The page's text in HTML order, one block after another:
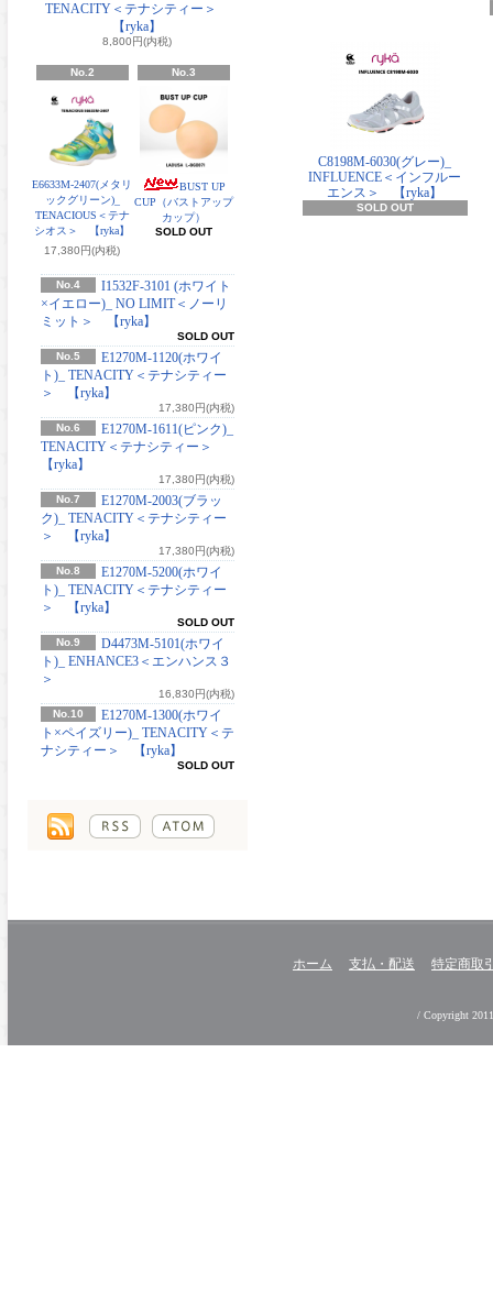
TENACITY＜テナシティー＞
【ryka】
8,800円(内税)
No.2
E6633M-2407(メタリ
ックグリーン)_
TENACIOUS＜テナ
シオス＞ 【ryka】
17,380円(内税)
No.3
BUST UP
CUP（バストアップ
カップ）
SOLD OUT
No.4
I1532F-3101 (ホワイト
×イエロー)_ NO LIMIT＜ノーリ
ミット＞ 【ryka】
SOLD OUT
No.5
E1270M-1120(ホワイ
ト)_ TENACITY＜テナシティー
＞ 【ryka】
17,380円(内税)
No.6
E1270M-1611(ピンク)_
TENACITY＜テナシティー＞
【ryka】
17,380円(内税)
No.7
E1270M-2003(ブラッ
ク)_ TENACITY＜テナシティー
＞ 【ryka】
17,380円(内税)
No.8
E1270M-5200(ホワイ
ト)_ TENACITY＜テナシティー
＞ 【ryka】
SOLD OUT
No.9
D4473M-5101(ホワイ
ト)_ ENHANCE3＜エンハンス３
＞
16,830円(内税)
No.10
E1270M-1300(ホワイ
ト×ペイズリー)_ TENACITY＜テ
ナシティー＞ 【ryka】
SOLD OUT
C8198M-6030(グレー)_
INFLUENCE＜インフルー
エンス＞ 【ryka】
SOLD OUT
ホーム 支払・配送 特定商取
/ Copyright